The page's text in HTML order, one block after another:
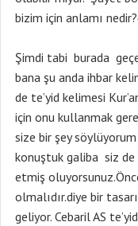
bizim için anlamı
Şimdi tabi burada
bana şu anda ihbar
de te’yid kelimesi
için onu kullanmak
size bir şey
konuştuk galiba siz de
etmiş
olmalıdır.diye bir
geliyor. Cebaril AS